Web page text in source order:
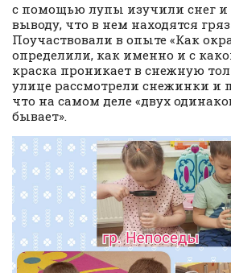
с помощью лупы изучили снег
выводу, что в нем находятся
Поучаствовали в опыте «Как
определили, как именно и с
краска проникает в снежную
улице рассмотрели снежинки и
что на самом деле «двух
бывает».